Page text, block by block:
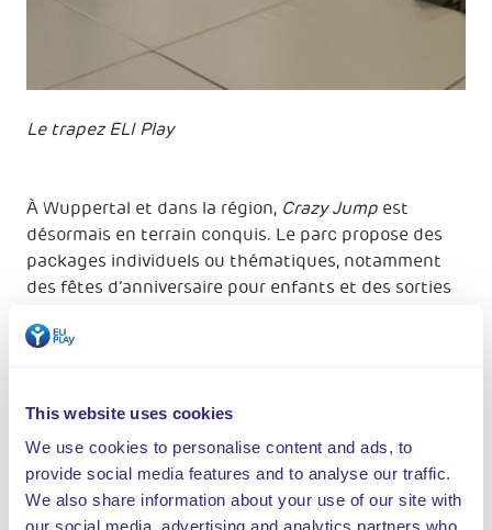
This website uses cookies
We use cookies to personalise content and ads, to
provide social media features and to analyse our traffic.
We also share information about your use of our site with
our social media, advertising and analytics partners who
Le trapez ELI Play
À Wuppertal et dans la région, Crazy Jump est
désormais en terrain conquis. Le parc propose des
packages individuels ou thématiques, notamment
des fêtes d’anniversaire pour enfants et des sorties
sont immédiatement montrées intéressées »,
bien fonctionné. Crazy Jump
parti pour devenir une attraction majeure en
Rhénanie du Nord-Westphalie ! ».
Regardez la vidéo accéléréé: